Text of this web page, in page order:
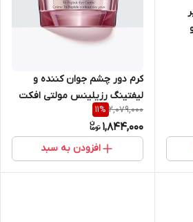
کرم دور چشم جوان کننده و
لیفتینگ رزیلینس مولتی افکت
مدلEstee Lauder Resilience
Multi Effect eye cream 5 ml
2,079,000
11%
1,844,000
افزودن به سبد